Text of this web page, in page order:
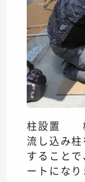
柱設置 柱
流し込み
すること
ートになり